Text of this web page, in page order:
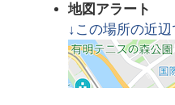
地図アラート
↓この場所の近辺